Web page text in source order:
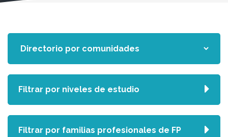
Filtrar por niveles de estudio
Filtrar por familias profesionales de FP